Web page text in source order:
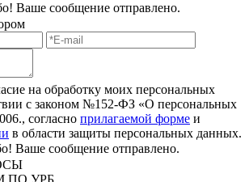
Ваше сообщение отправлено.
на обработку моих персональных
с законом №152-ФЗ «О персональных
согласно прилагаемой форме и
в области защиты персональных данных.
Ваше сообщение отправлено.
ПО УРБ